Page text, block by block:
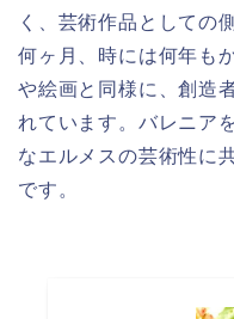
く、芸術作品としての
何ヶ月、時には何年も
や絵画と同様に、創造
れています。バレニア
なエルメスの芸術性に
です。